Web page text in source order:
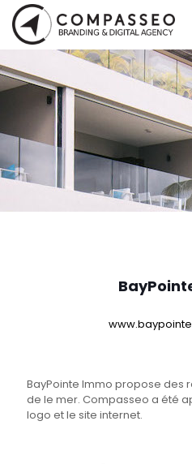
BayPointe Immo propose des
de le mer. Compasseo a été
logo et le site internet.